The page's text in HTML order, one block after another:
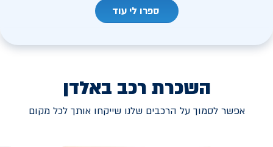
ספרו לי עוד
השכרת רכב באלדן
אפשר לסמוך על הרכבים שלנו שייקחו אותך לכל מקום